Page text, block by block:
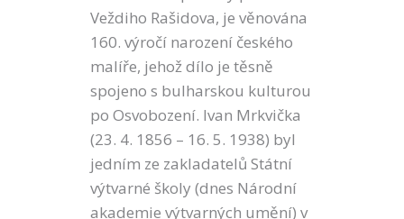
Veždiho Rašidova, je věnována
160. výročí narození českého
malíře, jehož dílo je těsně
spojeno s bulharskou kulturou
po Osvobození. Ivan Mrkvička
(23. 4. 1856 – 16. 5. 1938) byl
jedním ze zakladatelů Státní
výtvarné školy (dnes Národní
akademie výtvarných umění) v